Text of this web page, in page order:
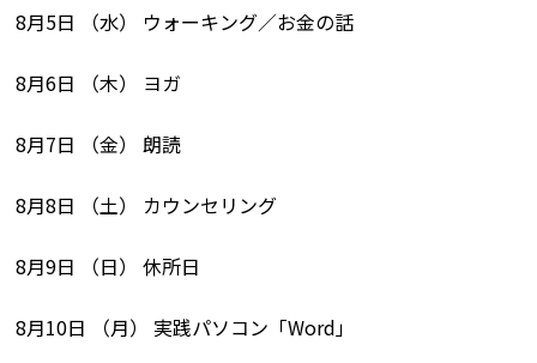
8月5日 （水） ウォーキング／お金の話
8月6日 （木） ヨガ
8月7日 （金） 朗読
8月8日 （土） カウンセリング
8月9日 （日） 休所日
8月10日 （月） 実践パソコン「Word」